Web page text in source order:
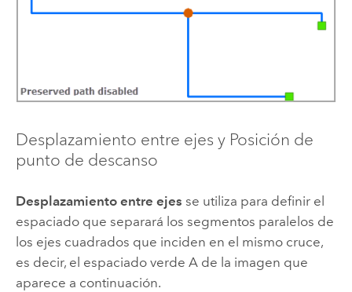
Desplazamiento entre ejes y Posición de
punto de descanso
Desplazamiento entre ejes se utiliza para definir el
espaciado que separará los segmentos paralelos de
los ejes cuadrados que inciden en el mismo cruce,
es decir, el espaciado verde A de la imagen que
aparece a continuación.